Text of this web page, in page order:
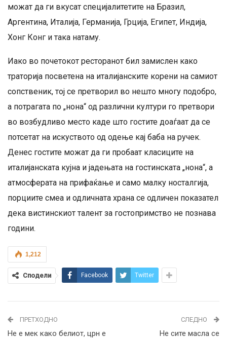
можат да ги вкусат специјалитетите на Бразил,
Аргентина, Италија, Германија, Грција, Египет, Индија,
Хонг Конг и така натаму.
Иако во почетокот ресторанот бил замислен како
траторија посветена на италијанските корени на самиот
сопственик, тој се претворил во нешто многу подобро,
а потрагата по „нона“ од различни култури го претвори
во возбудливо место каде што гостите доаѓаат да се
потсетат на искуството од одење кај баба на ручек.
Денес гостите можат да ги пробаат класиците на
италијанската кујна и јадењата на гостинската „нона“, а
атмосферата на прифаќање и само малку носталгија,
порциите смеа и одличната храна се одличен показател
дека вистинскиот талент за гостопримство не познава
години.
1,212
Сподели Facebook Twitter
ПРЕТХОДНО
Не е мек како белиот, црн е
СЛЕДНО
Не сите масла се